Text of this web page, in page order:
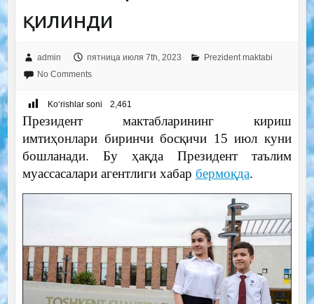
қилинди
admin пятница июля 7th, 2023
Prezident maktabi
No Comments
Ko‘rishlar soni 2,461
Президент мактабларининг кириш
имтиҳонлари биринчи босқичи 15 июл куни
бошланади. Бу ҳақда Президент таълим
муассасалари агентлиги хабар бермоқда.